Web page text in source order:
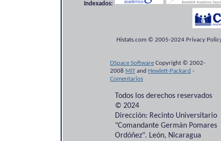
Indexados:
Histats.com © 2005-2024 Privacy
DSpace Software Copyright © 2002-
2008 MITand Hewlett-Packard -
Comentarios
Todos los derechos reservados
© 2024
Dirección: Recinto Universitario
"Comandante Germán Pomares
Ordóñez". León, Nicaragua